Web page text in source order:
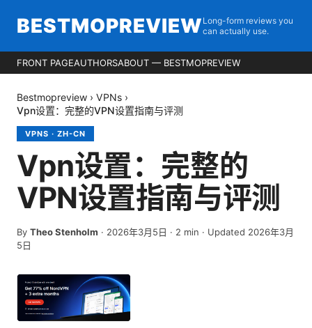
BESTMOPREVIEW Long-form reviews you
can actually use.
FRONT PAGEAUTHORSABOUT — BESTMOPREVIEW
Bestmopreview › VPNs ›
Vpn设置：完整的VPN设置指南与评测
VPNS · ZH-CN
Vpn设置：完整的
VPN设置指南与评测
By Theo Stenholm · 2026年3月5日 · 2 min · Updated 2026年3月
5日